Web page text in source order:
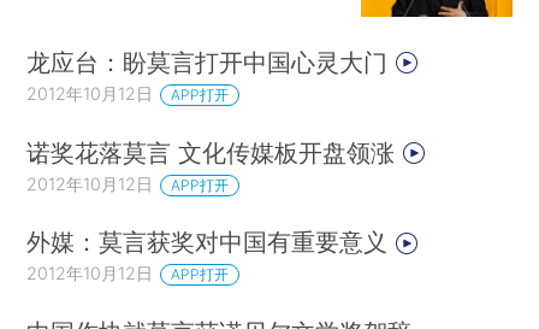
龙应台：盼莫言打开中国心灵大门
2012年10月12日 APP打开
诺奖花落莫言 文化传媒板开盘领涨
2012年10月12日 APP打开
外媒：莫言获奖对中国有重要意义
2012年10月12日 APP打开